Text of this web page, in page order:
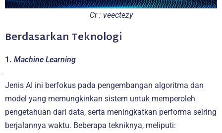
Cr : veectezy
Berdasarkan Teknologi
1. Machine Learning
Jenis AI ini berfokus pada pengembangan algoritma dan
model yang memungkinkan sistem untuk memperoleh
pengetahuan dari data, serta meningkatkan performa seiring
berjalannya waktu. Beberapa tekniknya, meliputi: